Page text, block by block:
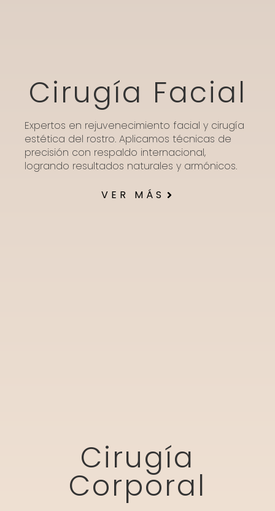
Cirugía Facial
Expertos en rejuvenecimiento facial y cirugía
estética del rostro. Aplicamos técnicas de
precisión con respaldo internacional,
logrando resultados naturales y armónicos.
VER MÁS
Cirugía
Corporal